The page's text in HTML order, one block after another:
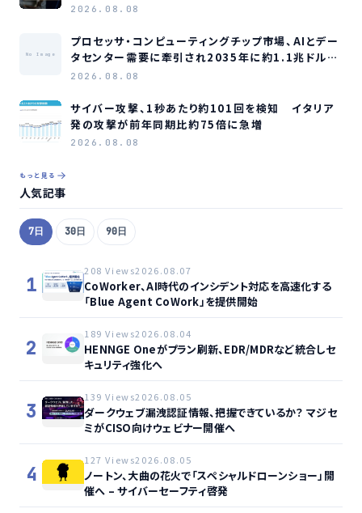
2026.08.08
No Image
プロセッサ・コンピューティングチップ市場、AIとデー
タセンター需要に牽引され2035年に約1.1兆ドル規
模へ成長か
2026.08.08
サイバー攻撃、1秒あたり約101回を検知 イタリア
発の攻撃が前年同期比約75倍に急増
2026.08.08
もっと見る
人気記事
7日 30日 90日
1
208 Views2026.08.07
CoWorker、AI時代のインシデント対応を高速化する
「Blue Agent CoWork」を提供開始
2
189 Views2026.08.04
HENNGE Oneがプラン刷新、EDR/MDRなど統合しセ
キュリティ強化へ
3
139 Views2026.08.05
ダークウェブ漏洩認証情報、把握できているか？ マジセ
ミがCISO向けウェビナー開催へ
4
127 Views2026.08.05
ノートン、大曲の花火で「スペシャルドローンショー」開
催へ – サイバーセーフティ啓発